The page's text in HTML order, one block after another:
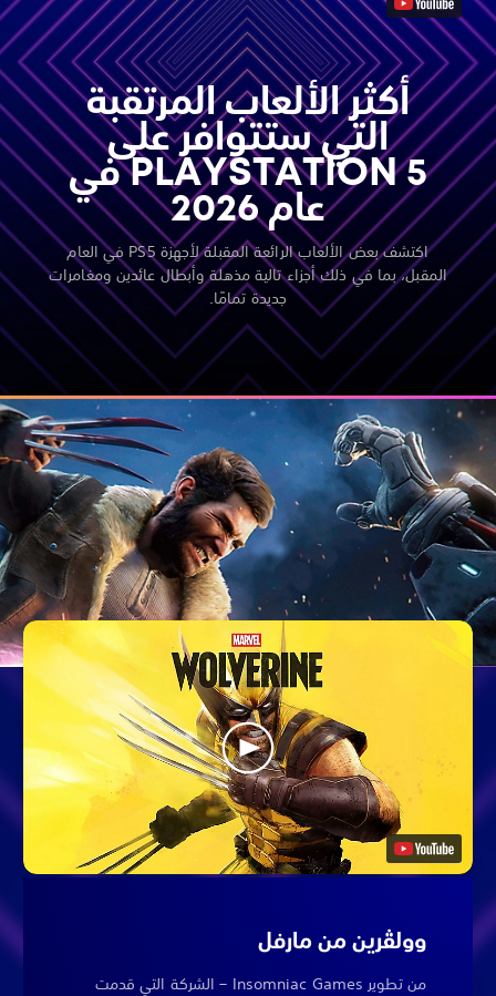
أكثر الألعاب المرتقبة
التي ستتوافر على
PLAYSTATION 5 في
عام 2026
اكتشف بعض الألعاب الرائعة المقبلة لأجهزة PS5 في العام
المقبل، بما في ذلك أجزاء تالية مذهلة وأبطال عائدين ومغامرات
جديدة تمامًا.
وولڤرين من مارفل
من تطوير Insomniac Games – الشركة التي قدمت